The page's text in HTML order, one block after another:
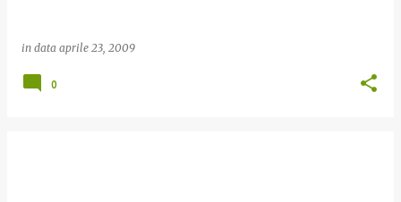
in data aprile 23, 2009
0